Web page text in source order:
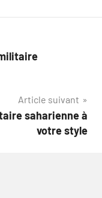
Article suivant
saharienne à
votre style